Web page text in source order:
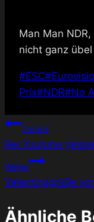
Man Man
nicht ganz
Schlagworte:
#ESC#
Prix#NDR#No
Zurück
Bei Youtube
Weiter
Valentinsgrüße
Ähnliche